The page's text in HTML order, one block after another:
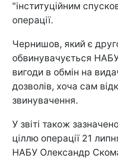
"інституційним
операції.
Чернишов, який є
обвинувачується
вигоди в обмін на
дозволів, хоча сам
звинувачення.
У звіті також
ціллю операції 21
НАБУ Олександр